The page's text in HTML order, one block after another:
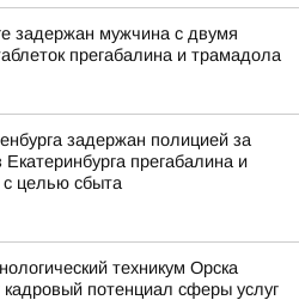
задержан мужчина с двумя
прегабалина и трамадола
задержан полицией за
Екатеринбурга прегабалина и
целью сбыта
техникум Орска
потенциал сферы услуг